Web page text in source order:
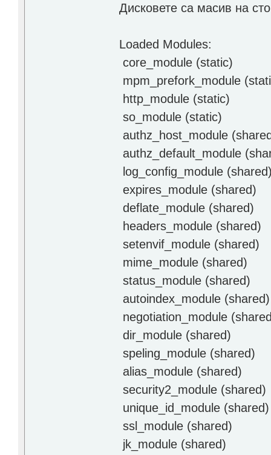
Дисковете са масив на
Loaded Modules:
core_module (static)
mpm_prefork_module
http_module (static)
so_module (static)
authz_host_module
authz_default_module
log_config_module
expires_module (shared)
deflate_module (shared)
headers_module (shared)
setenvif_module (shared)
mime_module (shared)
status_module (shared)
autoindex_module (shared)
negotiation_module
dir_module (shared)
speling_module (shared)
alias_module (shared)
security2_module (shared)
unique_id_module (shared)
ssl_module (shared)
jk_module (shared)